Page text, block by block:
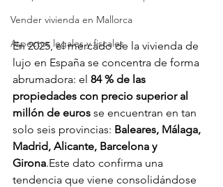
Vender vivienda en Mallorca
Aspectos legales y fiscales
En 2025, el mercado de la vivienda de
lujo en España se concentra de forma
abrumadora: el 84 % de las
propiedades con precio superior al
millón de euros se encuentran en tan
solo seis provincias: Baleares, Málaga,
Madrid, Alicante, Barcelona y
Girona.Este dato confirma una
tendencia que viene consolidándose